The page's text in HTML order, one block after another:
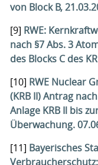
von Block B,
[9] RWE:
nach §7 Abs. 3
des Blocks C des
[10] RWE Nuclear
(KRB II) Antrag
Anlage KRB Il bis
Überwachung.
[11] Bayerisches